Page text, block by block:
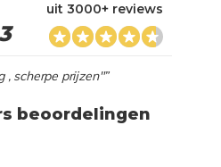
uit 3000+ reviews
, scherpe prijzen"”
beoordelingen